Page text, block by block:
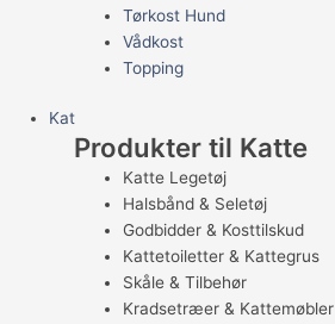
Tørkost Hund
Vådkost
Topping
Kat
Produkter til Katte
Katte Legetøj
Halsbånd & Seletøj
Godbidder & Kosttilskud
Kattetoiletter & Kattegrus
Skåle & Tilbehør
Kradsetræer & Kattemøbler